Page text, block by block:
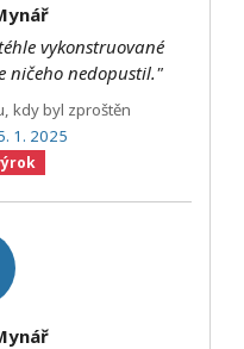
vykonstruované
ničeho nedopustil."
kdy byl zproštěn
1. 2025